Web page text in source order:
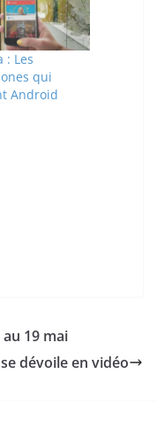
: Les
qui
Android
19 mai
dévoile en vidéo